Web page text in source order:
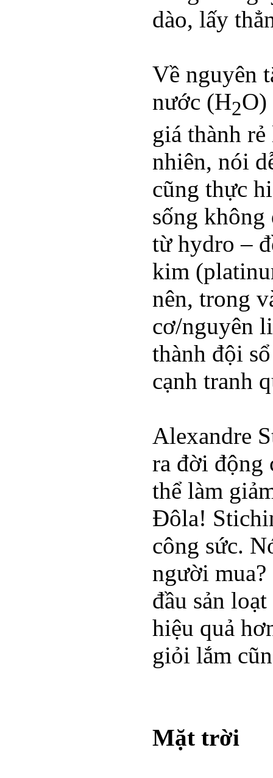
dào, lấy
Về nguyên
nước (H2O)
giá thành
nhiên, nói
cũng thực
sống
từ hydro –
kim
nên, trong
cơ/nguyên
thành đội
cạnh tranh
Alexandre
ra đời động
thể làm
Đôla!
công sức.
người
đầu sản
hiệu quả
giỏi lắm
Mặt trời